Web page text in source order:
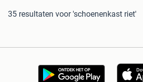
35 resultaten voor 'schoenenkast riet'